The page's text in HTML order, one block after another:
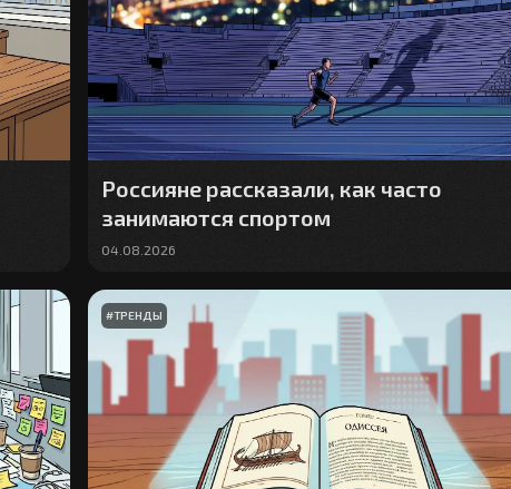
Россияне рассказали, как часто
занимаются спортом
04.08.2026
#ТРЕНДЫ